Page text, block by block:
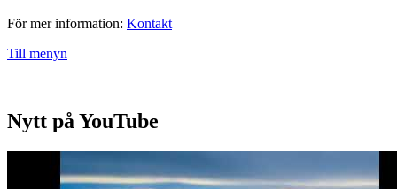
För mer information: Kontakt
Till menyn
Nytt på YouTube